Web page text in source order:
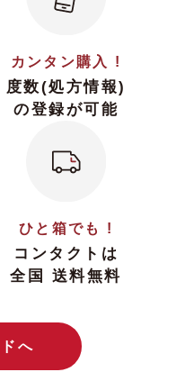
カンタン購入 !
度数(処方情報)
の登録が可能
ひと箱でも !
コンタクトは
全国 送料無料
へ